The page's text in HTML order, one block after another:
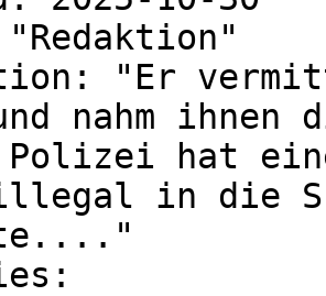
"Er
nahm ihnen
hat
illegal in die